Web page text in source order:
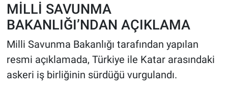
MİLLİ SAVUNMA
BAKANLIĞI’NDAN AÇIKLAMA
Milli Savunma Bakanlığı tarafından yapılan
resmi açıklamada, Türkiye ile Katar arasındaki
askeri iş birliğinin sürdüğü vurgulandı.